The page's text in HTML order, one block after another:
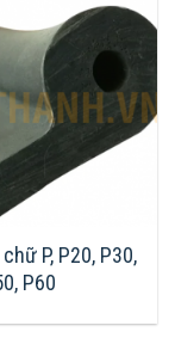
P, P20, P30,
P60